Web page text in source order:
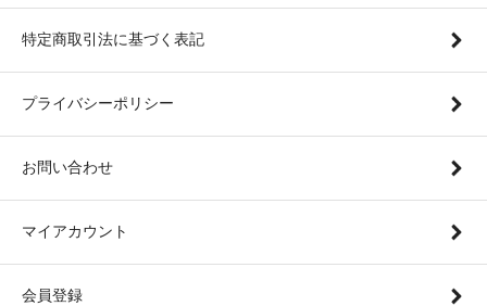
特定商取引法に基づく表記
プライバシーポリシー
お問い合わせ
マイアカウント
会員登録